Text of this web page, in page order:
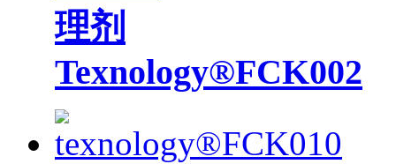
理剂
Texnology®FCK002